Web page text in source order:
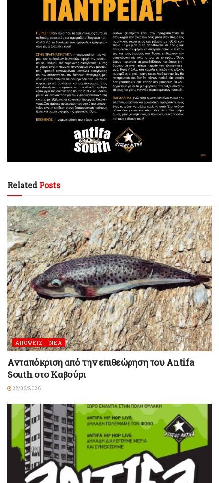
RelatedPosts
ΑΠΟΨΕΙΣ - ΝΕΑ
Ανταπόκριση από την επιθεώρηση του Antifa
South στο Καβούρι
28/06/2026